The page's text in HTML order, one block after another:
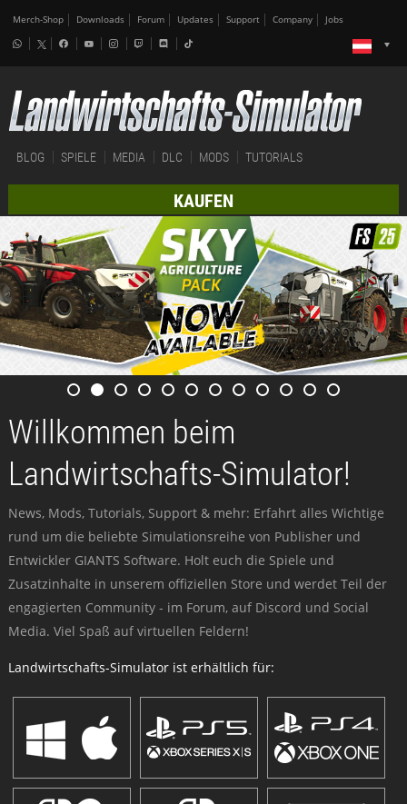
Merch-Shop Downloads Forum Updates Support Company Jobs
BLOG SPIELE MEDIA DLC MODS TUTORIALS
KAUFEN
Willkommen beim
Landwirtschafts-Simulator!
News, Mods, Tutorials, Support & mehr: Erfahrt alles Wichtige
rund um die beliebte Simulationsreihe von Publisher und
Entwickler GIANTS Software. Holt euch die Spiele und
Zusatzinhalte in unserem offiziellen Store und werdet Teil der
engagierten Community - im Forum, auf Discord und Social
Media. Viel Spaß auf virtuellen Feldern!
Landwirtschafts-Simulator ist erhältlich für: